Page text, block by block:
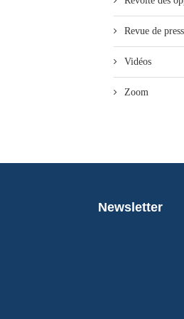
Revue de
Vidéos
Zoom
Newsletter